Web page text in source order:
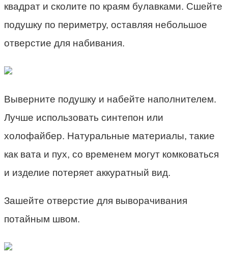
квадрат и сколите по краям булавками. Сшейте
подушку по периметру, оставляя небольшое
отверстие для набивания.
Выверните подушку и набейте наполнителем.
Лучше использовать синтепон или
холофайбер. Натуральные материалы, такие
как вата и пух, со временем могут комковаться
и изделие потеряет аккуратный вид.
Зашейте отверстие для выворачивания
потайным швом.